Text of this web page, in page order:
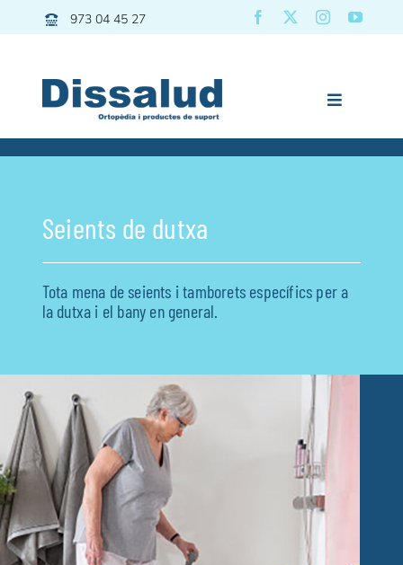
to
973 04 45 27
Toggle
Dissalud
Grues | Transfers
Mobilitat
Descans
Esport
Fisioteràpia
Geriatria
Medicina
Ortopèdia
Seients de dutxa
Tota mena de seients i tamborets específics per a
la dutxa i el bany en general.